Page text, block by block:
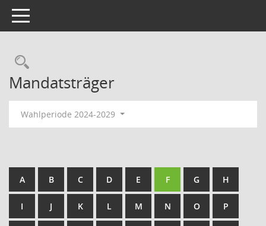
Toggle navigation
Rechercheauswahl
Mandatsträger
Wahlperiode 2024-2029
A B C D E F G H
I J K L M N O P